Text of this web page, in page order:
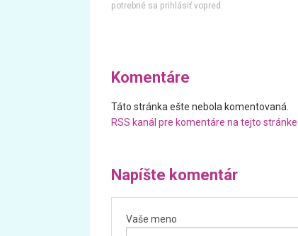
potrebné sa prihlásiť vopred.
Komentáre
Táto stránka ešte nebola komentovaná.
RSS kanál pre komentáre na tejto stránke
Napíšte komentár
Vaše meno